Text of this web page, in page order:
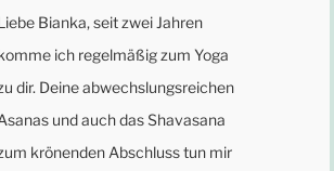
Bianka, seit zwei Jahren
ich regelmäßig zum Yoga
dir. Deine abwechslungsreichen
und auch das Shavasana
krönenden Abschluss tun mir